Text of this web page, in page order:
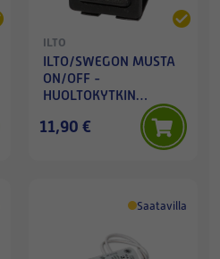
ILTO
ILTO/SWEGON MUSTA
ON/OFF -
HUOLTOKYTKIN
11,90 €
Saatavilla